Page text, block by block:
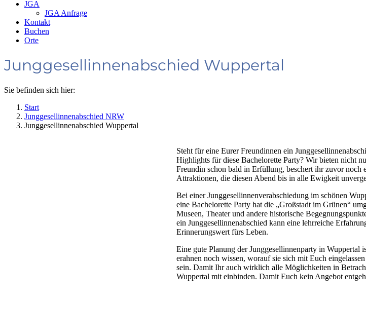
JGA
JGA Anfrage
Kontakt
Buchen
Orte
Junggesellinnenabschied Wuppertal
Sie befinden sich hier:
Start
Junggesellinnenabschied NRW
Junggesellinnenabschied Wuppertal
Steht für eine Eurer Freundinnen ein
Highlights für diese Bachelorette Party? Wir bieten nicht
Freundin schon bald in Erfüllung, beschert ihr zuvor noch
Attraktionen, die diesen Abend bis in alle Ewigkeit
Bei einer Junggesellinnenverabschiedung im schönen
eine Bachelorette Party hat die „Großstadt im Grünen“
Museen, Theater und andere historische
ein Junggesellinnenabschied kann eine lehrreiche
Erinnerungswert fürs Leben.
Eine gute Planung der Junggesellinnenparty in
erahnen noch wissen, worauf sie sich mit Euch
sein. Damit Ihr auch wirklich alle Möglichkeiten in
Wuppertal mit einbinden. Damit Euch kein Angebot